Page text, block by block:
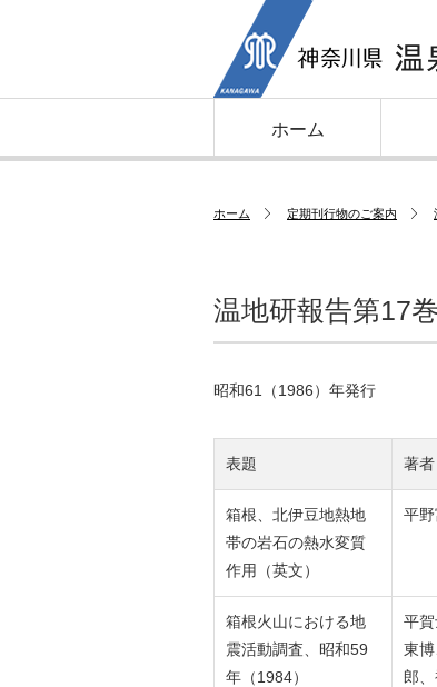
ホーム
ホーム 定期刊行物のご案内
温地研報告第17
昭和61（1986）年発行
表題 著者
箱根、北伊豆地熱地
帯の岩石の熱水変質
作用（英文）
平
箱根火山における地
震活動調査、昭和59
年（1984）
平
東
郎